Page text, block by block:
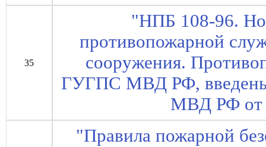
35
"НПБ 108-96.
противопожарной
сооружения.
ГУГПС МВД РФ,
МВД РФ от
"Правила пожарной